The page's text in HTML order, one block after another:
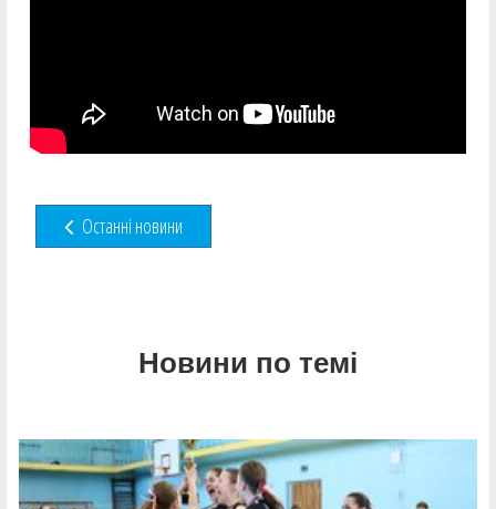
Останні новини
Новини по темі